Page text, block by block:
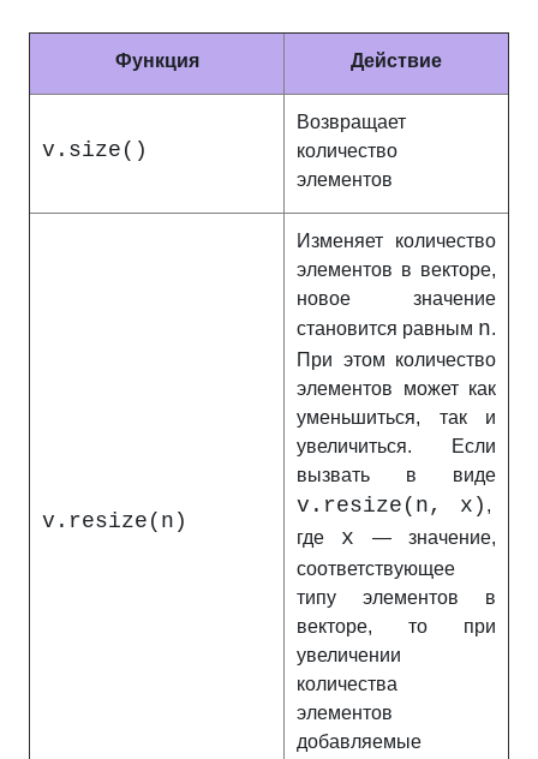
Функция Действие
v.size()
Возвращает
количество
элементов
v.resize(n)
Изменяет количество
элементов в векторе,
новое значение
становится равным n.
При этом количество
элементов может как
уменьшиться, так и
увеличиться. Если
вызвать в виде
v.resize(n, x) ,
где x — значение,
соответствующее
типу элементов в
векторе, то при
увеличении
количества
элементов
добавляемые